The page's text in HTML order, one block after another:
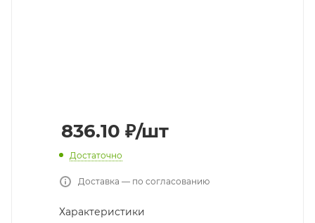
836.10 ₽/шт
Достаточно
Доставка — по согласованию
Характеристики